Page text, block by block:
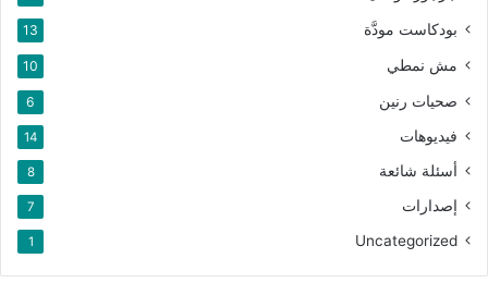
بودكاست مودَّة 13
مش نمطي 10
صحيات رنين 6
فيديوهات 14
أسئلة شائعة 8
إصدارات 7
Uncategorized
1